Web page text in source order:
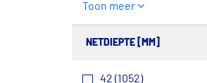
Toon meer
NETDIEPTE [MM]
42 (1052)